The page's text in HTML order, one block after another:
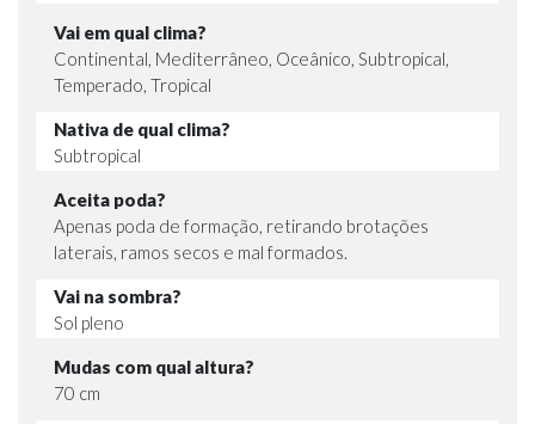
Vai em qual clima?
Continental, Mediterrâneo, Oceânico, Subtropical,
Temperado, Tropical
Nativa de qual clima?
Subtropical
Aceita poda?
Apenas poda de formação, retirando brotações
laterais, ramos secos e mal formados.
Vai na sombra?
Sol pleno
Mudas com qual altura?
70 cm